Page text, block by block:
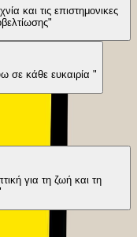
και τις επιστημονικες
σε κάθε ευκαιρία "
για τη ζωή και τη